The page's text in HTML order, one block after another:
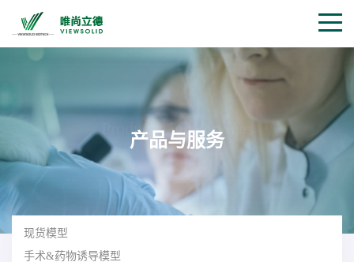
Products and services
产品与服务
现货模型
手术&药物诱导模型